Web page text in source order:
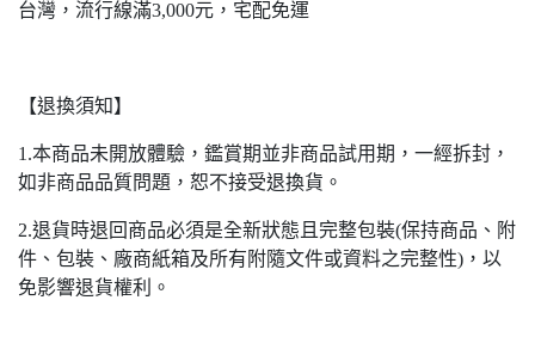
台灣，流行線滿3,000元，宅配免運
【退換須知】
1.本商品未開放體驗，鑑賞期並非商品試用期，一經拆封，
如非商品品質問題，恕不接受退換貨。
2.退貨時退回商品必須是全新狀態且完整包裝(保持商品、附
件、包裝、廠商紙箱及所有附隨文件或資料之完整性)，以
免影響退貨權利。